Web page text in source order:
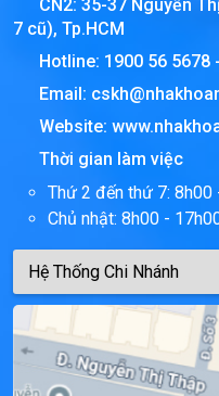
CN2: 35-37 Nguyễn
7 cũ), Tp.HCM
Hotline: 1900 56 5678 -
Email:
Website:
Thời gian làm việc
Thứ 2 đến thứ 7: 8h00
Chủ nhật: 8h00 -